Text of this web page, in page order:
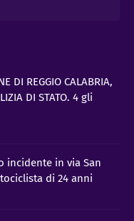
DI REGGIO CALABRIA,
DI STATO. 4 gli
incidente in via San
di 24 anni